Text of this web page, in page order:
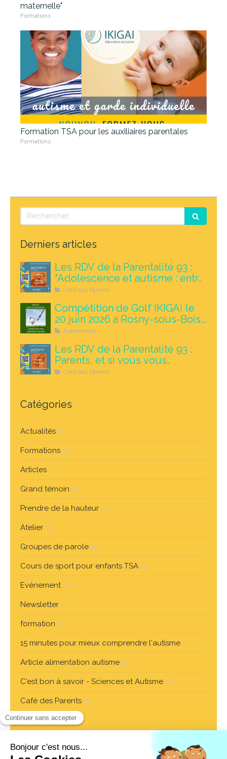
maternelle"
Formations
Formation TSA pour les auxiliaires parentales
Formations
Rechercher
Derniers articles
Les RDV de la Parentalité 93 :
"Adolescence et autisme : entre
défis et opportunités", le 2
Café des Parents
Compétition de Golf IKIGAÏ le
20 juin 2026 à Rosny-sous-Bois,
au profit des enfants autistes
Evénement
Les RDV de la Parentalité 93 :
Parents, et si vous vous
autorisiez à lâcher prise ? le 4
Café des Parents
Catégories
Actualités (1)
Formations (23)
Articles (1)
Grand témoin (1)
Prendre de la hauteur (2)
Atelier (7)
Groupes de parole (9)
Cours de sport pour enfants TSA (2)
Evénement (20)
Newsletter (1)
formation (9)
15 minutes pour mieux comprendre l'autisme (1)
Article alimentation autisme (6)
C'est bon à savoir - Sciences et Autisme (5)
Café des Parents (6)